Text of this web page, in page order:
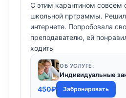
С этим карантином совсем
школьной прграммы.
интернете. Попробовала
преподавателю, ей
ходить
ОБ УСЛУГЕ:
Индивидуальные
450₽ Забронировать